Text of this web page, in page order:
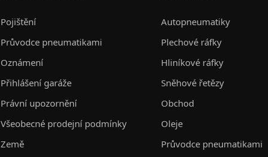
Pojištění
Průvodce pneumatikami
Oznámení
Přihlášení garáže
Právní upozornění
Všeobecné prodejní podmínky
Země
Autopneumatiky
Plechové ráfky
Hliníkové ráfky
Sněhové řetězy
Obchod
Oleje
Průvodce pneumatikami